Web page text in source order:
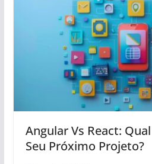
Angular Vs React:
Seu Próximo Projeto?